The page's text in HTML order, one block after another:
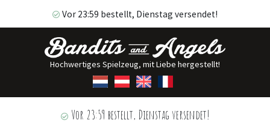
Vor 23:59 bestellt, Dienstag versendet!
Hochwertiges Spielzeug, mit Liebe hergestellt!
Vor 23:59 bestellt, Dienstag versendet!